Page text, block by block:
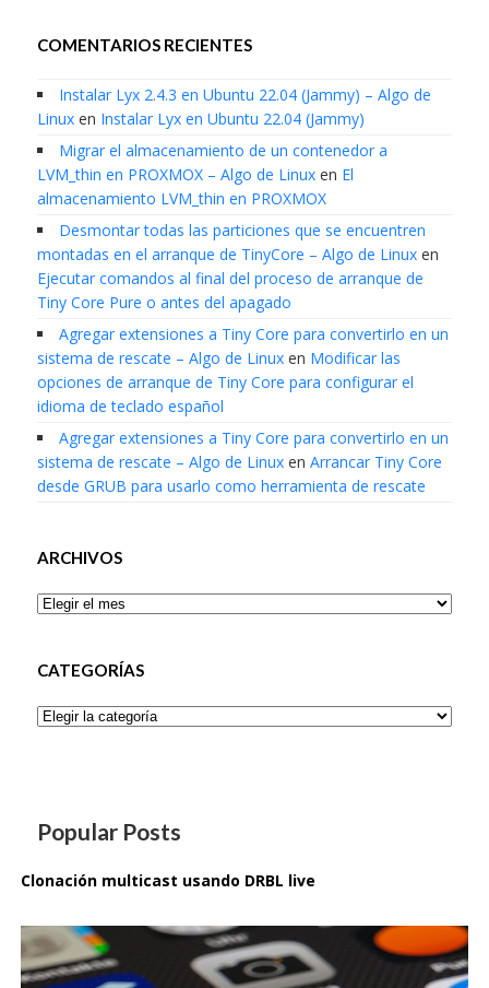
COMENTARIOS RECIENTES
Instalar Lyx 2.4.3 en Ubuntu 22.04 (Jammy) – Algo de
Linuxen Instalar Lyx en Ubuntu 22.04 (Jammy)
Migrar el almacenamiento de un contenedor a
LVM_thin en PROXMOX – Algo de Linuxen El
almacenamiento LVM_thin en PROXMOX
Desmontar todas las particiones que se encuentren
montadas en el arranque de TinyCore – Algo de Linuxen
Ejecutar comandos al final del proceso de arranque de
Tiny Core Pure o antes del apagado
Agregar extensiones a Tiny Core para convertirlo en un
sistema de rescate – Algo de Linuxen Modificar las
opciones de arranque de Tiny Core para configurar el
idioma de teclado español
Agregar extensiones a Tiny Core para convertirlo en un
sistema de rescate – Algo de Linuxen Arrancar Tiny Core
desde GRUB para usarlo como herramienta de rescate
ARCHIVOS
Archivos
CATEGORÍAS
Categorías
Popular Posts
Clonación multicast usando DRBL live